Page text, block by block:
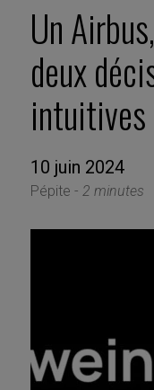
Un
deux
10 juin 2024
Pépite - 2 minutes